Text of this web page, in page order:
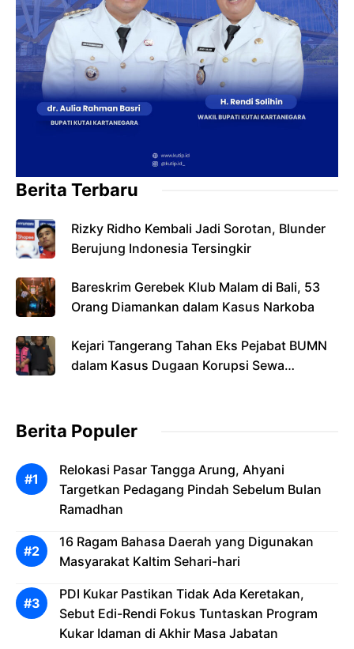
Berita Terbaru
Rizky Ridho Kembali Jadi Sorotan, Blunder
Berujung Indonesia Tersingkir
Bareskrim Gerebek Klub Malam di Bali, 53
Orang Diamankan dalam Kasus Narkoba
Kejari Tangerang Tahan Eks Pejabat BUMN
dalam Kasus Dugaan Korupsi Sewa
Berita Populer
Relokasi Pasar Tangga Arung, Ahyani
Targetkan Pedagang Pindah Sebelum Bulan
Ramadhan
16 Ragam Bahasa Daerah yang Digunakan
Masyarakat Kaltim Sehari-hari
PDI Kukar Pastikan Tidak Ada Keretakan,
Sebut Edi-Rendi Fokus Tuntaskan Program
Kukar Idaman di Akhir Masa Jabatan